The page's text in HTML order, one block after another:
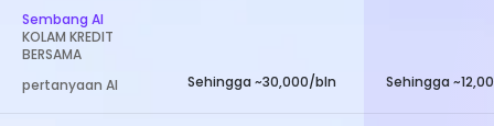
Sembang AI
KOLAM KREDIT
BERSAMA
pertanyaan AI
Sehingga ~30,000/bln Sehingga